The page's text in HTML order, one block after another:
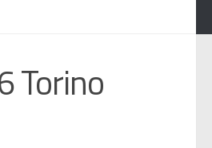
Torino